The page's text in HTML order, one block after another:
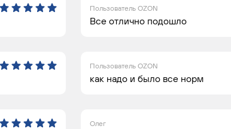
Пользователь OZON
Все отлично подошло
Пользователь OZON
как надо и было все норм
Олег